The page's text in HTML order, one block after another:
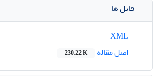
فایل ها
اصل مقاله
230.22 K